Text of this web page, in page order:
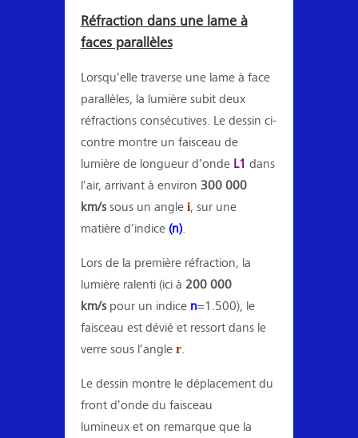
Réfraction dans une lame à
faces parallèles
Lorsqu’elle traverse une lame à face
parallèles, la lumière subit deux
réfractions consécutives. Le dessin ci-
contre montre un faisceau de
lumière de longueur d’onde L1 dans
l’air, arrivant à environ 300 000
km/s sous un anglei, sur une
matière d’indice (n).
Lors de la première réfraction, la
lumière ralenti (ici à 200 000
km/spour un indice n=1.500), le
faisceau est dévié et ressort dans le
verre sous l’angle r.
Le dessin montre le déplacement du
front d’onde du faisceau
lumineux et on remarque que la